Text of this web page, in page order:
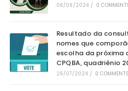
06/09/2024 / 0
Resultado da
nomes que
escolha da próxima
CPQBA, quadriênio
26/07/2024 / 0 COMMENTS